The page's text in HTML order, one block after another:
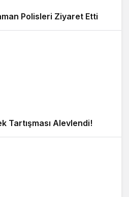
Polisleri Ziyaret Etti
Tartışması Alevlendi!